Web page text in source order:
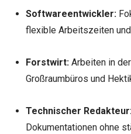
Softwareentwickler:
flexible Arbeitszeiten
Forstwirt:Arbeiten in
Großraumbüros und
Technischer
Dokumentationen ohne